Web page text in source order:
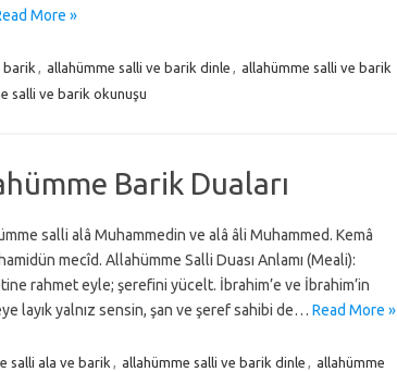
More »
barik , allahümme salli ve barik dinle , allahümme salli ve barik
salli ve barik okunuşu
Barik Duaları
salli alâ Muhammedin ve alâ âli Muhammed. Kemâ
mecîd. Allahümme Salli Duası Anlamı (Meali):
rahmet eyle; şerefini yücelt. İbrahim’e ve İbrahim’in
layık yalnız sensin, şan ve şeref sahibi de… Read More »
salli ala ve barik , allahümme salli ve barik dinle , allahümme